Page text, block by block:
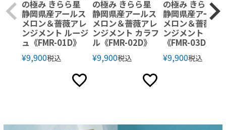
の極み きらら星
静岡県産アールス
メロン＆薔薇アレ
ンジメント ルージ
ュ《FMR-01D》
¥9,900税込
の極み きらら星
静岡県産アールス
メロン＆薔薇アレ
ンジメント カラフ
ル《FMR-02D》
¥9,900税込
の極み きらら
静岡県産アール
メロン＆薔薇ア
ンジメント ピュ
《FMR-03D》
¥9,900税込